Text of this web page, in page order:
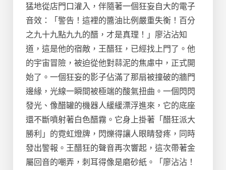
猛地從店門口灌入，伴隨著一個狂妄自大的電子
音效：「警告！這裡的醬油比例嚴重失衡！百分
之九十九點九九的醋，才是真理！」廖沾沾知
道，這是他的宿敵，王醋狂，已經找上門了。他
的宇宙冒險，被迫從他對蒜泥的焦慮中，正式開
始了。一個狂妄的影子佔滿了那扇被撞破的牆門
邊緣，光線一瞬間被極端的酸氣扭曲。一個閃閃
發光、像醋罐的機器人緩緩漂浮進來，它的底座
還不斷噴射著白色醋霧。它身上掛著「醋狂派大
勝利」的霓虹燈牌，閃爍得讓人眼睛發疼，同時
發出警報。王醋狂的聲音再次響起，這次帶著金
屬回音的嘲弄，刺耳得像是磨砂紙。「廖沾沾！